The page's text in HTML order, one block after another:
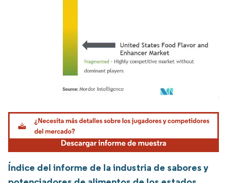
Imagen © Mordor Intelligence. El uso requiere atribución según CC BY 4.0.
Índice del informe de la industria de sabores y